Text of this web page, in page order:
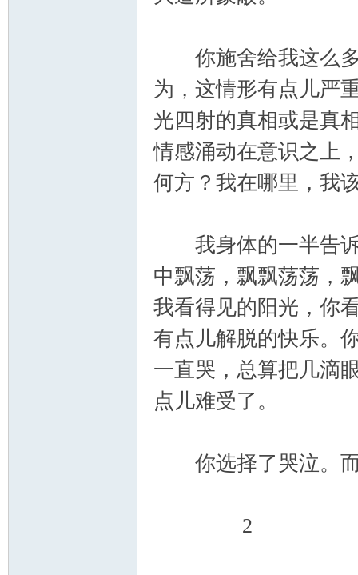
你施舍给我这么多
为，这情形有点儿严
光四射的真相或是真
情感涌动在意识之上
何方？我在哪里，我
我身体的一半告诉
中飘荡，飘飘荡荡，
我看得见的阳光，你
有点儿解脱的快乐。
一直哭，总算把几滴
点儿难受了。
你选择了哭泣。而
2